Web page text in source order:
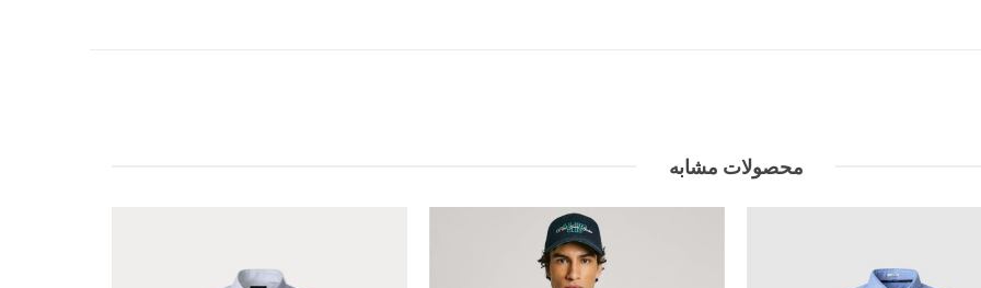
محصولات مشابه